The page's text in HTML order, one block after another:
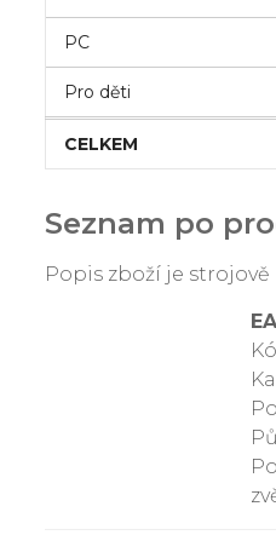
PC
Pro děti
CELKEM
Seznam po
Popis zboží je